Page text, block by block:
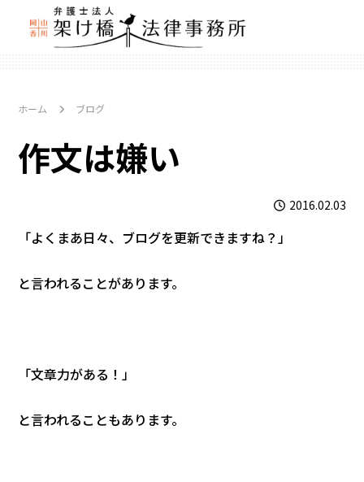
ホーム ブログ
作文は嫌い
2016.02.03
「よくまあ日々、ブログを更新できますね？」
と言われることがあります。
「文章力がある！」
と言われることもあります。